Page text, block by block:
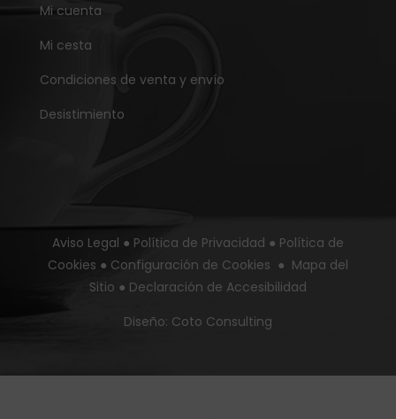
Mi cuenta
Mi cesta
Condiciones de venta y envío
Desistimiento
Aviso Legal ● Política de Privacidad ● Política de
Cookies ● Configuración de Cookies ● Mapa del
Sitio ● Declaración de Accesibilidad
Diseño: Coto Consulting